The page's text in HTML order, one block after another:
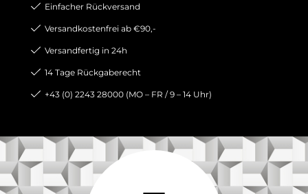
Einfacher Rückversand
Versandkostenfrei ab €90,-
Versandfertig in 24h
14 Tage Rückgaberecht
+43 (0) 2243 28000 (MO – FR / 9 – 14 Uhr)